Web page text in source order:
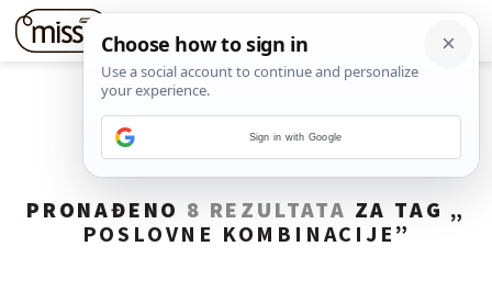
PRONAĐENO 8 REZULTATA ZA TAG „
POSLOVNE KOMBINACIJE ”
Sign in with Google